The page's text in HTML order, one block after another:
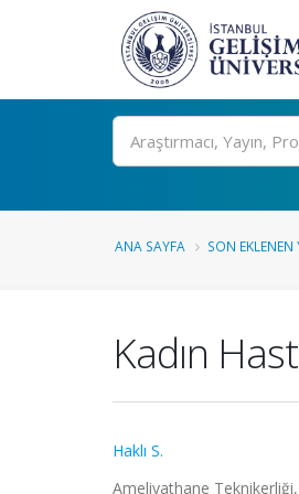
Ara
ANA SAYFA SON EKLENEN
Kadın
Haklı S.
Ameliyathane